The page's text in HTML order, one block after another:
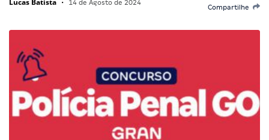
• 14 de Agosto de 2024
Compartilhe